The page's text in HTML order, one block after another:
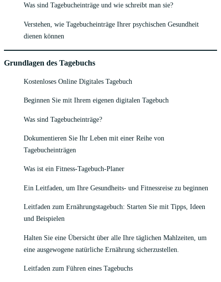
Was sind Tagebucheinträge und wie schreibt man sie?
Verstehen, wie Tagebucheinträge Ihrer psychischen Gesundheit
dienen können
Grundlagen des Tagebuchs
Kostenloses Online Digitales Tagebuch
Beginnen Sie mit Ihrem eigenen digitalen Tagebuch
Was sind Tagebucheinträge?
Dokumentieren Sie Ihr Leben mit einer Reihe von
Tagebucheinträgen
Was ist ein Fitness-Tagebuch-Planer
Ein Leitfaden, um Ihre Gesundheits- und Fitnessreise zu beginnen
Leitfaden zum Ernährungstagebuch: Starten Sie mit Tipps, Ideen
und Beispielen
Halten Sie eine Übersicht über alle Ihre täglichen Mahlzeiten, um
eine ausgewogene natürliche Ernährung sicherzustellen.
Leitfaden zum Führen eines Tagebuchs